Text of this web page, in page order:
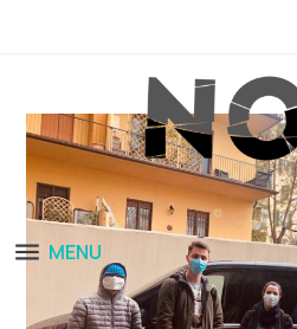
MENU